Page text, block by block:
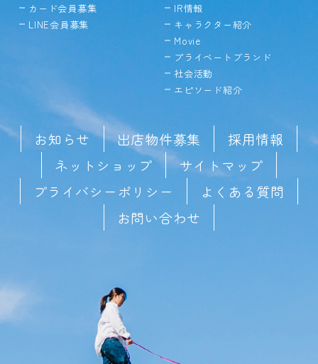
カード会員募集
LINE会員募集
IR情報
キャラクター紹介
Movie
プライベートブランド
社会活動
エピソード紹介
お知らせ 出店物件募集
採用情報
ネットショップ
サイトマップ
プライバシーポリシー
よくある質問
お問い合わせ